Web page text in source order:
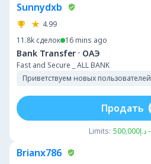
Sunnydxb
4.99
11.8k сделок 16 mins ago
Bank Transfer · ОАЭ
Fast and Secure _ ALL BANK
Приветствуем новых пользователей
Limits:
Продать
Brianx786